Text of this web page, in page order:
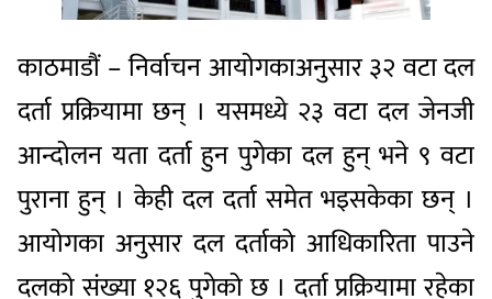
काठमाडौं – निर्वाचन आयोगकाअनुसार ३२ वटा दल
दर्ता प्रक्रियामा छन् । यसमध्ये २३ वटा दल जेनजी
आन्दोलन यता दर्ता हुन पुगेका दल हुन् भने ९ वटा
पुराना हुन् । केही दल दर्ता समेत भइसकेका छन् ।
आयोगका अनुसार दल दर्ताको आधिकारिता पाउने
दलको संख्या १२६ पुगेको छ । दर्ता प्रक्रियामा रहेका